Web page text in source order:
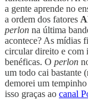
a gente aprende no
a ordem dos fatores
perlon na última
acontece? As mídias
circular direito e com
benéficas. O perlon
um todo cai bastante
demorei um
isso graças ao canal